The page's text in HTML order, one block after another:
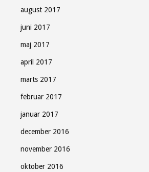
august 2017
juni 2017
maj 2017
april 2017
marts 2017
februar 2017
januar 2017
december 2016
november 2016
oktober 2016